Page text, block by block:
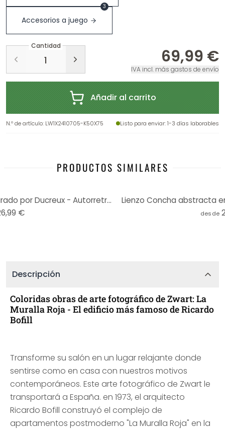
Accesorios a juego
3
Cantidad
69,99 €
IVA incl. más gastos de envío
Añadir al carrito
N.º de artículo: LW1X2410705-K50X75 Listo para enviar: 1-3 días laborables
PRODUCTOS SIMILARES
Cuadro Lienzo La siesta - Inspirado por Ducreux - Autorretrato
€
Lienzo Concha abstracta
desde
Descripción
Coloridas obras de arte fotográfico de Zwart: La
Muralla Roja - El edificio más famoso de Ricardo
Bofill
Transforme su salón en un lugar relajante donde
sentirse como en casa con nuestros motivos
contemporáneos. Este arte fotográfico de Zwart le
transportará a España. en 1973, el arquitecto
Ricardo Bofill construyó el complejo de
apartamentos postmoderno "La Muralla Roja" en la